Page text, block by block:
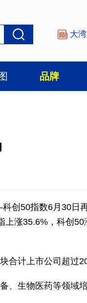
大
品牌
创50指数6月30日
涨35.6%，科创50
合计上市公司超过
、生物医药等领域